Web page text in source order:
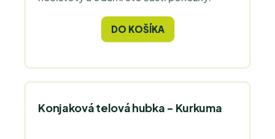
DO KOŠÍKA
Konjaková telová hubka - Kurkuma